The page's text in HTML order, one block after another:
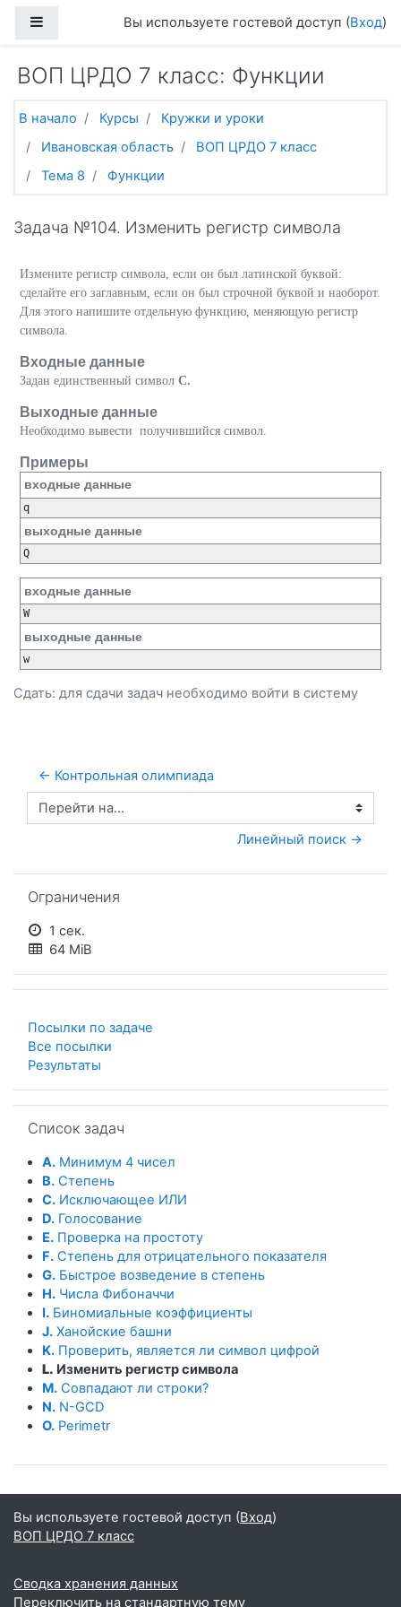
Боковая панельВы используете гостевой доступ (Вход)
ВОП ЦРДО 7 класс: Функции
В начало Курсы
Кружки и уроки
Ивановская область
ВОП ЦРДО 7 класс
Тема 8
Функции
Задача №104. Изменить регистр символа
Измените регистр символа, если он был латинской буквой:
сделайте его заглавным, если он был строчной буквой и наоборот.
Для этого напишите отдельную функцию, меняющую регистр
символа.
Входные данные
Задан единственный символ C.
Выходные данные
Необходимо вывести получившийся символ.
Примеры
входные данные
q
выходные данные
Q
входные данные
W
выходные данные
w
Сдать: для сдачи задач необходимо войти в систему
← Контрольная олимпиада
Перейти на...
Линейный поиск →
Ограничения
1 сек.
64 MiB
Посылки по задаче
Все посылки
Результаты
Список задач
A. Минимум 4 чисел
B. Степень
C. Исключающее ИЛИ
D. Голосование
E. Проверка на простоту
F. Степень для отрицательного показателя
G. Быстрое возведение в степень
H. Числа Фибоначчи
I. Биномиальные коэффициенты
J. Ханойские башни
K. Проверить, является ли символ цифрой
L. Изменить регистр символа
M. Совпадают ли строки?
N. N-GCD
O. Perimetr
Вы используете гостевой доступ (Вход)
ВОП ЦРДО 7 класс
Сводка хранения данных
Переключить на стандартную тему